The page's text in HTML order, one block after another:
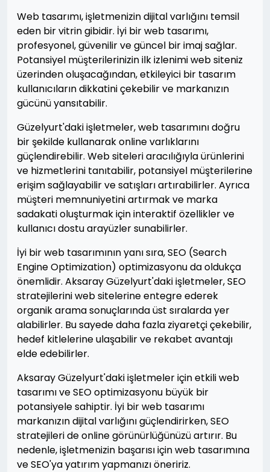
Web tasarımı, işletmenizin dijital varlığını temsil
eden bir vitrin gibidir. İyi bir web tasarımı,
profesyonel, güvenilir ve güncel bir imaj sağlar.
Potansiyel müşterilerinizin ilk izlenimi web siteniz
üzerinden oluşacağından, etkileyici bir tasarım
kullanıcıların dikkatini çekebilir ve markanızın
gücünü yansıtabilir.
Güzelyurt'daki işletmeler, web tasarımını doğru
bir şekilde kullanarak online varlıklarını
güçlendirebilir. Web siteleri aracılığıyla ürünlerini
ve hizmetlerini tanıtabilir, potansiyel müşterilerine
erişim sağlayabilir ve satışları artırabilirler. Ayrıca
müşteri memnuniyetini artırmak ve marka
sadakati oluşturmak için interaktif özellikler ve
kullanıcı dostu arayüzler sunabilirler.
İyi bir web tasarımının yanı sıra, SEO (Search
Engine Optimization) optimizasyonu da oldukça
önemlidir. Aksaray Güzelyurt'daki işletmeler, SEO
stratejilerini web sitelerine entegre ederek
organik arama sonuçlarında üst sıralarda yer
alabilirler. Bu sayede daha fazla ziyaretçi çekebilir,
hedef kitlelerine ulaşabilir ve rekabet avantajı
elde edebilirler.
Aksaray Güzelyurt'daki işletmeler için etkili web
tasarımı ve SEO optimizasyonu büyük bir
potansiyele sahiptir. İyi bir web tasarımı
markanızın dijital varlığını güçlendirirken, SEO
stratejileri de online görünürlüğünüzü artırır. Bu
nedenle, işletmenizin başarısı için web tasarımına
ve SEO'ya yatırım yapmanızı öneririz.